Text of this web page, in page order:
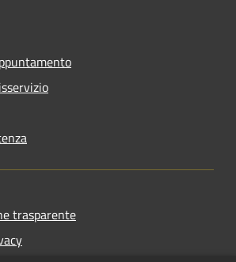
trasparente